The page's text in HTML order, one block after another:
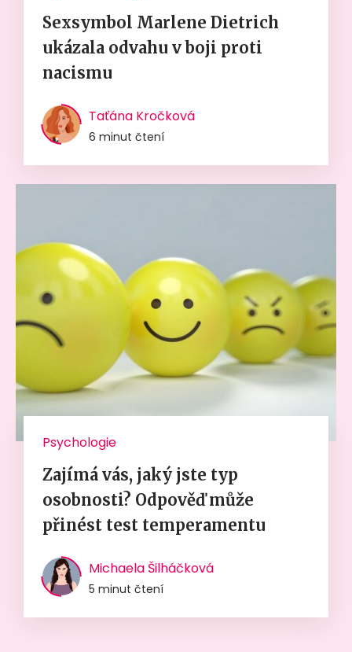
Sexsymbol Marlene Dietrich
ukázala odvahu v boji proti
nacismu
Taťána Kročková
6 minut čtení
Psychologie
Zajímá vás, jaký jste typ
osobnosti? Odpověď může
přinést test temperamentu
Michaela Šilháčková
5 minut čtení